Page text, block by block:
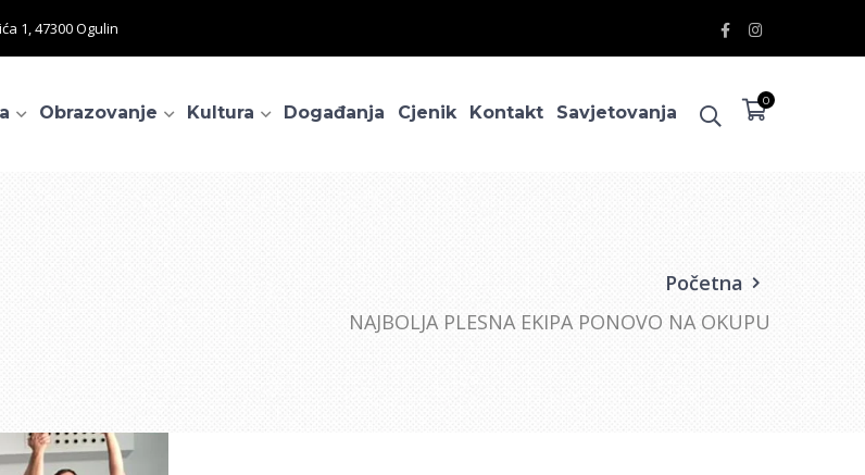
1, 47300 Ogulin
Facebook
Profile
Instagram
Profile
0
Obrazovanje Kultura Događanja Cjenik Kontakt Savjetovanja
Početna
NAJBOLJA PLESNA EKIPA PONOVO NA OKUPU